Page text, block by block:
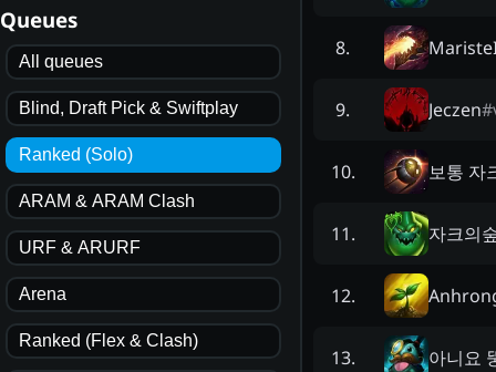
Queues
All queues
Blind, Draft Pick & Swiftplay
Ranked (Solo)
ARAM & ARAM Clash
URF & ARURF
Arena
Ranked (Flex & Clash)
8.
9. Jeczen#
10. 보통 자
11. 자크의
12.
13. 아니요